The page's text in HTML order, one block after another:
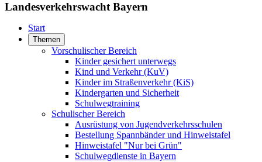
Landesverkehrswacht Bayern
Start
Themen
Vorschulischer Bereich
Kinder gesichert unterwegs
Kind und Verkehr (KuV)
Kinder im Straßenverkehr (KiS)
Kindergarten und Sicherheit
Schulwegtraining
Schulischer Bereich
Ausrüstung von Jugendverkehrsschulen
Bestellung Spannbänder und Hinweistafel
Hinweistafel "Nur bei Grün"
Schulwegdienste in Bayern